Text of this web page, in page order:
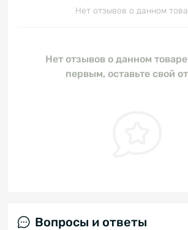
Нет отзывов о данном
Нет отзывов о данном
первым, оставьте свой
Вопросы и ответы